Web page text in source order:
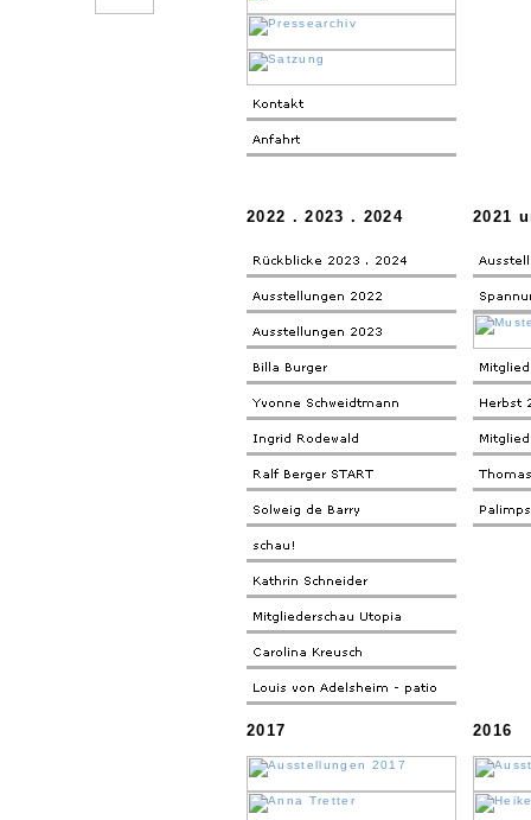
2022 . 2023 . 2024 2021
2017 2016